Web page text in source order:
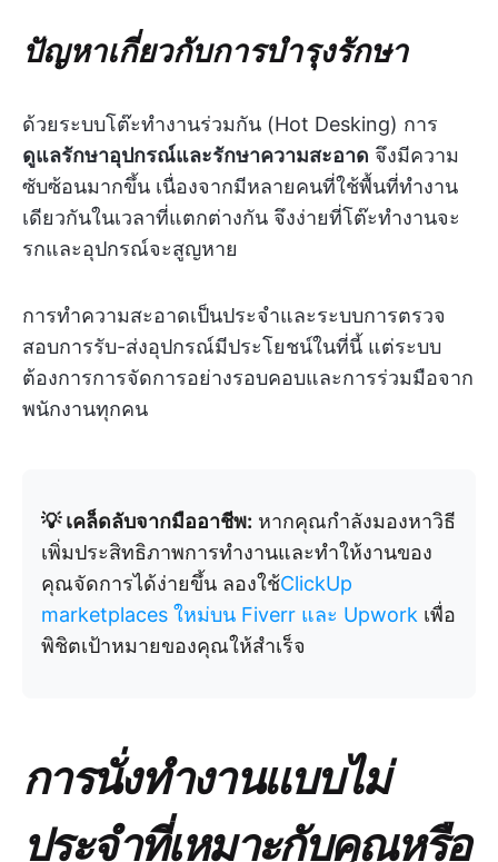
ปัญหาเกี่ยวกับการบำรุงรักษา
ด้วยระบบโต๊ะทำงานร่วมกัน (Hot Desking) การ
ดูแลรักษาอุปกรณ์และรักษาความสะอาด จึงมีความ
ซับซ้อนมากขึ้น เนื่องจากมีหลายคนที่ใช้พื้นที่ทำงาน
เดียวกันในเวลาที่แตกต่างกัน จึงง่ายที่โต๊ะทำงานจะ
รกและอุปกรณ์จะสูญหาย
การทำความสะอาดเป็นประจำและระบบการตรวจ
สอบการรับ-ส่งอุปกรณ์มีประโยชน์ในที่นี้ แต่ระบบ
ต้องการการจัดการอย่างรอบคอบและการร่วมมือจาก
พนักงานทุกคน
💡 เคล็ดลับจากมืออาชีพ: หากคุณกำลังมองหาวิธี
เพิ่มประสิทธิภาพการทำงานและทำให้งานของ
คุณจัดการได้ง่ายขึ้น ลองใช้ClickUp
marketplaces ใหม่บน Fiverr และ Upwork เพื่อ
พิชิตเป้าหมายของคุณให้สำเร็จ
การนั่งทำงานแบบไม่
ประจำที่เหมาะกับคุณหรือ